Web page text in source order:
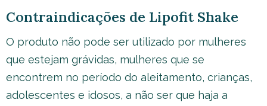
Contraindicações de Lipofit Shake
O produto não pode ser utilizado por mulheres
que estejam grávidas, mulheres que se
encontrem no período do aleitamento, crianças,
adolescentes e idosos, a não ser que haja a